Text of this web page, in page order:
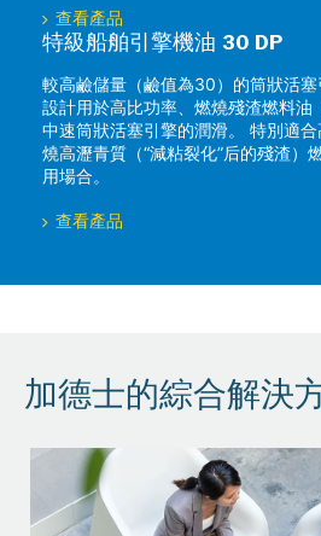
查看產品
特級船舶引擎機油 30 DP
較高鹼儲量（鹼值為30）的筒狀活塞
設計用於高比功率、燃燒殘渣燃料油
中速筒狀活塞引擎的潤滑。 特別適
燒高瀝青質（“減粘裂化”后的殘渣）
用場合。
查看產品
加德士的綜合解決